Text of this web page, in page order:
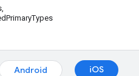
Android
iOS